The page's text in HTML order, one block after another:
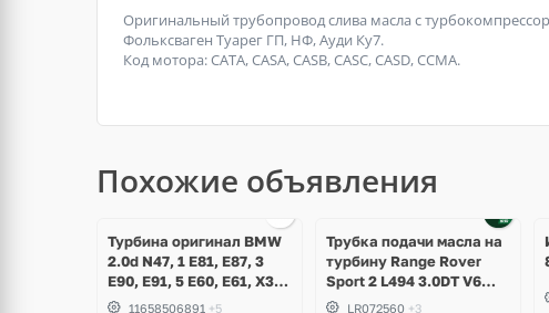
Оригинальный трубопровод слива масла с
Фольксваген Туарег ГП, НФ, Ауди Ку7.
Код мотора: CATA, CASA, CASB, CASC, CASD, CCMA.
Похожие объявления
Турбина оригинал BMW
2.0d N47, 1 E81, E87, 3
E90, E91, 5 E60, E61, X3
E8311658506891 +5
Трубка подачи масла на
турбину Range Rover
Sport 2 L494 3.0DT V6
gen2 Twin-turbo
LR072560 +3